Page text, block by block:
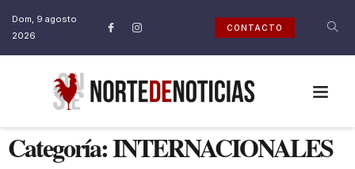
Dom, 9 agosto
2026
CONTACTO
Categoría:INTERNACIONALES